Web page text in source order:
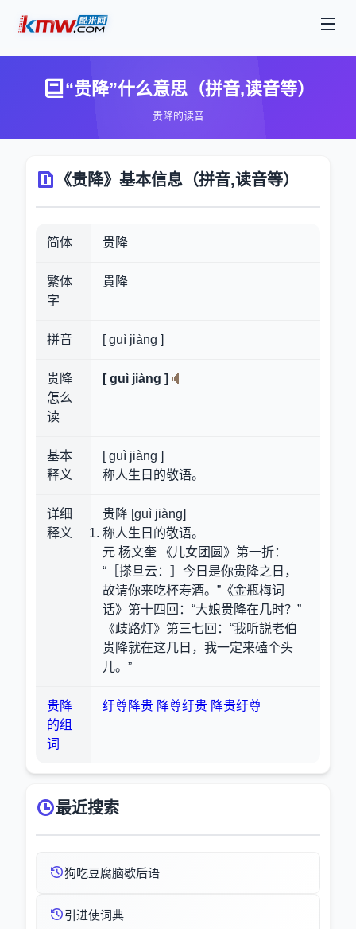
“贵降”什么意思（拼音,读音等）
贵降的读音
《贵降》基本信息（拼音,读音等）
简体 贵降
繁体
字
貴降
拼音 [ guì jiàng ]
贵降
怎么
读
[ guì jiàng ]
基本
释义
[ guì jiàng ]
称人生日的敬语。
详细
释义
贵降 [guì jiàng]
称人生日的敬语。
元 杨文奎 《儿女团圆》第一折：
“［搽旦云：］今日是你贵降之日，
故请你来吃杯寿酒。”《金瓶梅词
话》第十四回：“大娘贵降在几时？”
《歧路灯》第三七回：“我听説老伯
贵降就在这几日，我一定来磕个头
儿。”
贵降
的组
词
纡尊降贵 降尊纡贵 降贵纡尊
最近搜索
狗吃豆腐脑歇后语
引进使词典